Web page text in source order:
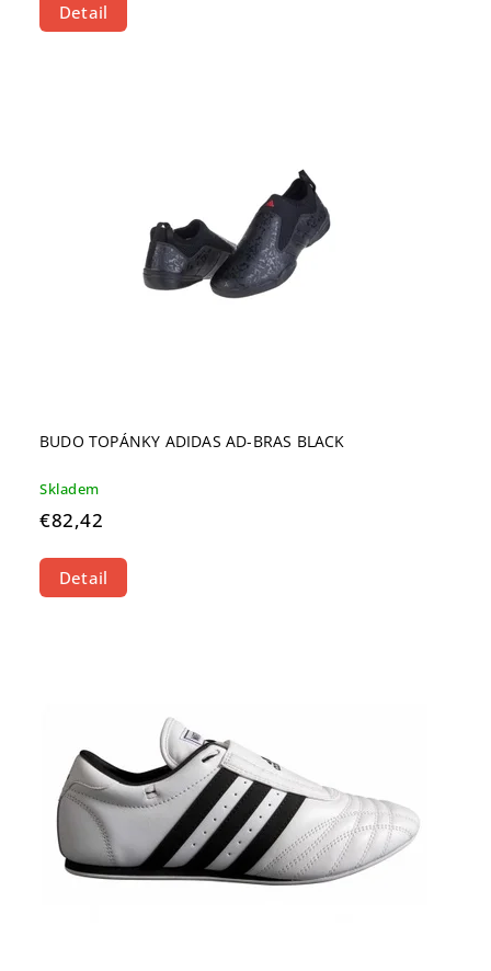
Detail
BUDO TOPÁNKY ADIDAS AD-BRAS BLACK
Skladem
€82,42
Detail